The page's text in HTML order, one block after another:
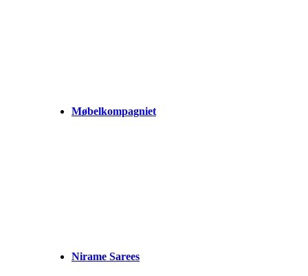
Møbelkompagniet
Nirame Sarees